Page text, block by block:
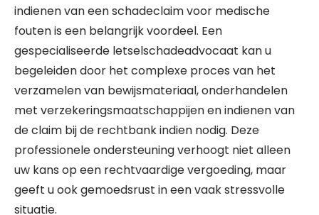
indienen van een schadeclaim voor medische
fouten is een belangrijk voordeel. Een
gespecialiseerde letselschadeadvocaat kan u
begeleiden door het complexe proces van het
verzamelen van bewijsmateriaal, onderhandelen
met verzekeringsmaatschappijen en indienen van
de claim bij de rechtbank indien nodig. Deze
professionele ondersteuning verhoogt niet alleen
uw kans op een rechtvaardige vergoeding, maar
geeft u ook gemoedsrust in een vaak stressvolle
situatie.